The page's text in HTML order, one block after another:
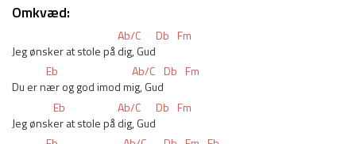
Omkvæd:
Ab/C Db Fm
Jeg ønsker at stole på dig, Gud
Eb
Ab/C Db Fm
Du er nær og god imod mig, Gud
Eb
Ab/C Db Fm
Jeg ønsker at stole på dig, Gud